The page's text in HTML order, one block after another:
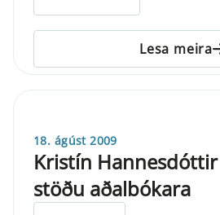
Lesa meira
18. ágúst 2009
Kristín
stöðu aðalbókara